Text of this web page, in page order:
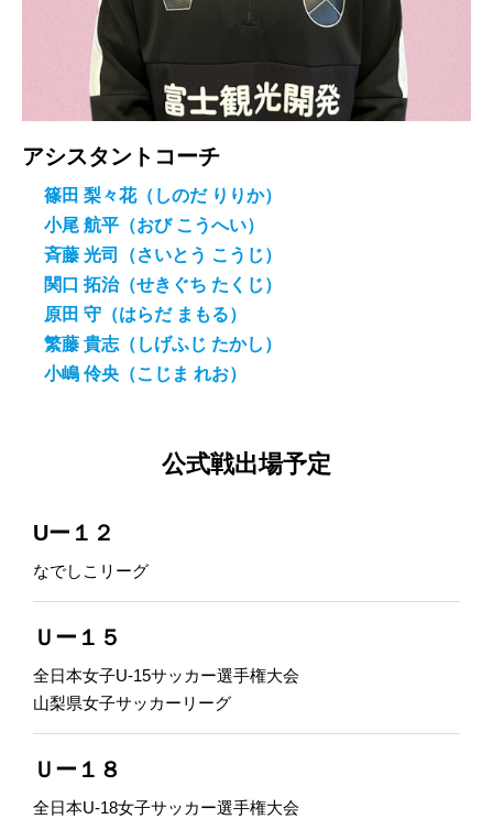
アシスタントコーチ
篠田 梨々花（しのだ りりか）
小尾 航平（おび こうへい）
斉藤 光司（さいとう こうじ）
関口 拓治（せきぐち たくじ）
原田 守（はらだ まもる）
繁藤 貴志（しげふじ たかし）
小嶋 伶央（こじま れお）
公式戦出場予定
Uー１２
なでしこリーグ
Ｕー１５
全日本女子U-15サッカー選手権大会
山梨県女子サッカーリーグ
Ｕー１８
全日本U-18女子サッカー選手権大会